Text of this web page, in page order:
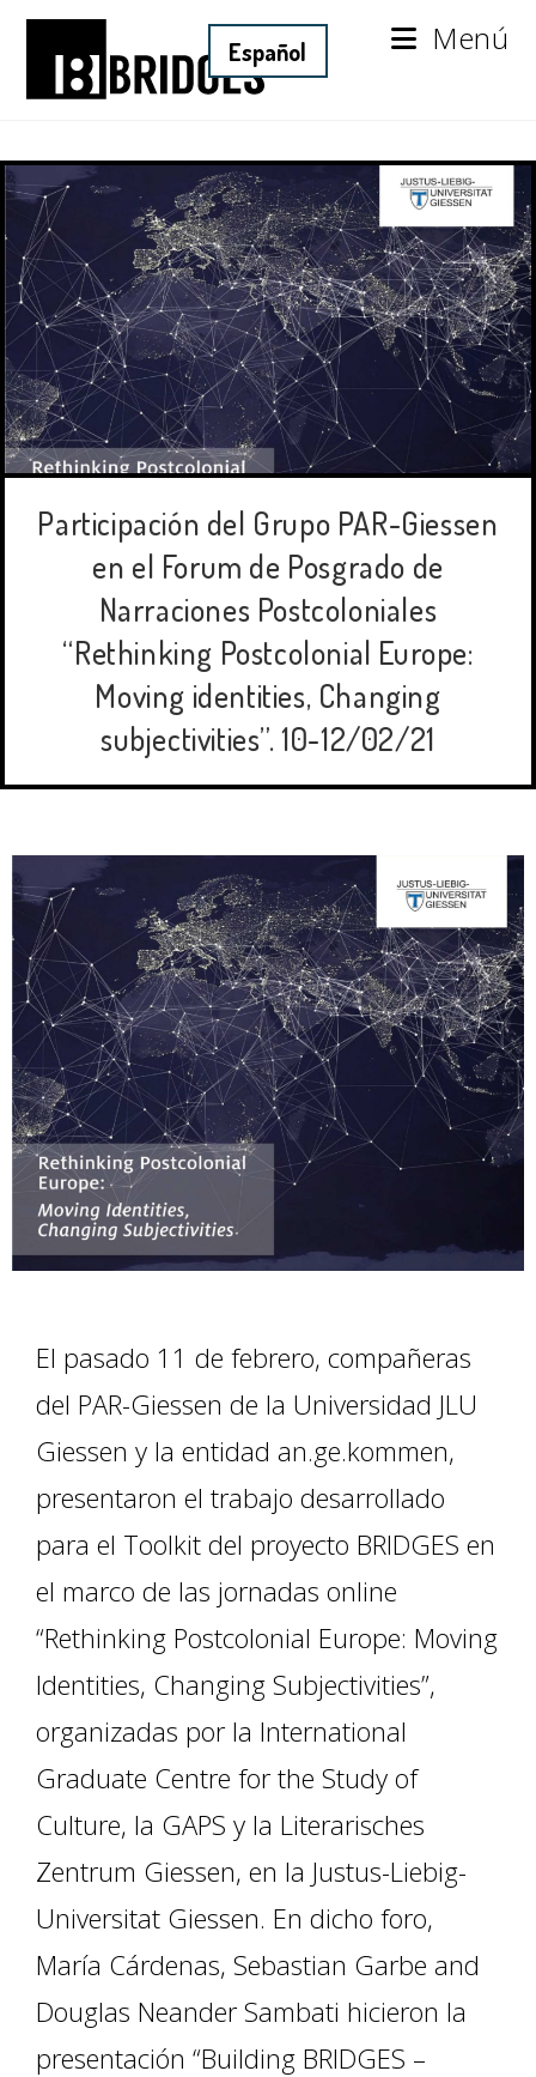
Menú
Participación del Grupo PAR-Giessen
en el Forum de Posgrado de
Narraciones Postcoloniales
“Rethinking Postcolonial Europe:
Moving identities, Changing
subjectivities”. 10-12/02/21
El pasado 11 de febrero, compañeras
del PAR-Giessen de la Universidad JLU
Giessen y la entidad an.ge.kommen,
presentaron el trabajo desarrollado
para el Toolkit del proyecto BRIDGES en
el marco de las jornadas online
“Rethinking Postcolonial Europe: Moving
Identities, Changing Subjectivities”,
organizadas por la International
Graduate Centre for the Study of
Culture, la GAPS y la Literarisches
Zentrum Giessen, en la Justus-Liebig-
Universitat Giessen. En dicho foro,
María Cárdenas, Sebastian Garbe and
Douglas Neander Sambati hicieron la
presentación “Building BRIDGES –